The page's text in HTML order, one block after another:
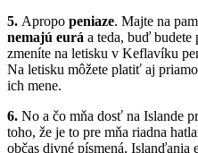
5. Apropo peniaze. Majte na
nemajú eurá a teda, buď
zmeníte na letisku v Keflavíku
Na letisku môžete platiť aj
ich mene.
6. No a čo mňa dosť na Islande
toho, že je to pre mňa riadna
občas divné písmená, Islanďania